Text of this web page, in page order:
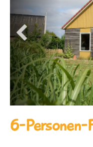
6-Personen-